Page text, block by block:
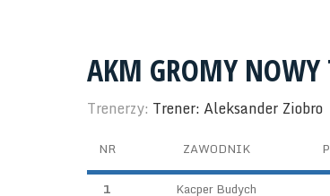
AKM GROMY NOWY
Trenerzy: Trener: Aleksander Ziobro
NR ZAWODNIK
1 Kacper Budych